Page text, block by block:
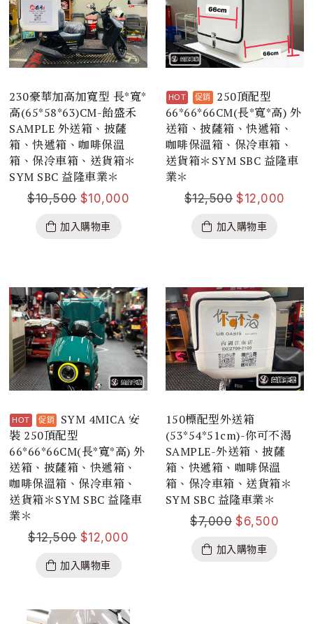
230豪華加高加寬型 長*寬*
高(65*58*63)CM-飴盛禾
SAMPLE 外送箱、披薩
箱、快遞箱、咖啡保溫
箱、保冷車箱、送貨箱＊
SYM SBC 益隆車業＊
$10,500 $10,000
加入購物車
250頂配型
66*66*66CM(長*寬*高) 外
送箱、披薩箱、快遞箱、
咖啡保溫箱、保冷車箱、
送貨箱＊SYM SBC 益隆車
業＊
$12,500 $12,000
加入購物車
SYM 4MICA 安
裝 250頂配型
66*66*66CM(長*寬*高) 外
送箱、披薩箱、快遞箱、
咖啡保溫箱、保冷車箱、
送貨箱＊SYM SBC 益隆車
業＊
$12,500 $12,000
加入購物車
150標配型外送箱
(53*54*51cm)-你可不渴
SAMPLE-外送箱、披薩
箱、快遞箱、咖啡保溫
箱、保冷車箱、送貨箱＊
SYM SBC 益隆車業＊
$7,000 $6,500
加入購物車